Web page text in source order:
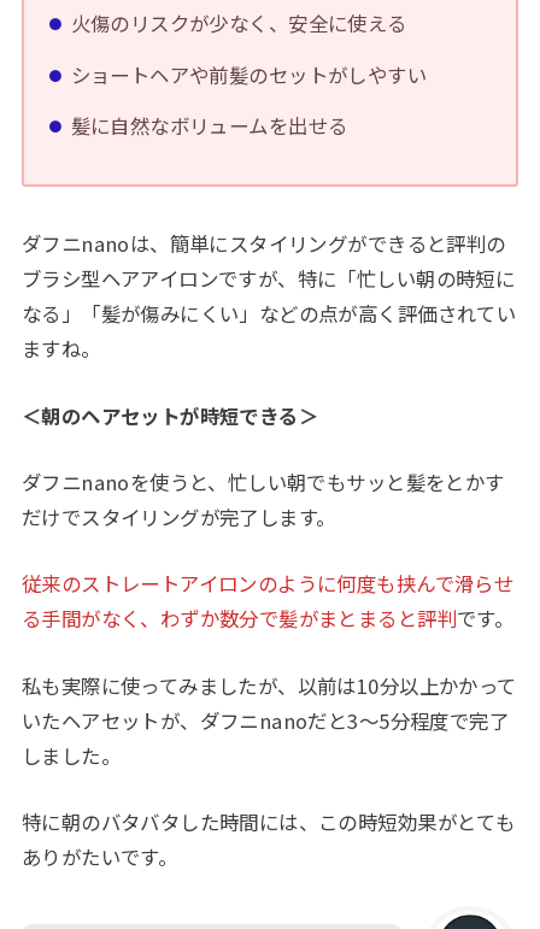
火傷のリスクが少なく、安全に使える
ショートヘアや前髪のセットがしやすい
髪に自然なボリュームを出せる
ダフニnanoは、簡単にスタイリングができると評判の
ブラシ型ヘアアイロンですが、特に「忙しい朝の時短に
なる」「髪が傷みにくい」などの点が高く評価されてい
ますね。
＜朝のヘアセットが時短できる＞
ダフニnanoを使うと、忙しい朝でもサッと髪をとかす
だけでスタイリングが完了します。
従来のストレートアイロンのように何度も挟んで滑らせ
る手間がなく、わずか数分で髪がまとまると評判です。
私も実際に使ってみましたが、以前は10分以上かかって
いたヘアセットが、ダフニnanoだと3〜5分程度で完了
しました。
特に朝のバタバタした時間には、この時短効果がとても
ありがたいです。